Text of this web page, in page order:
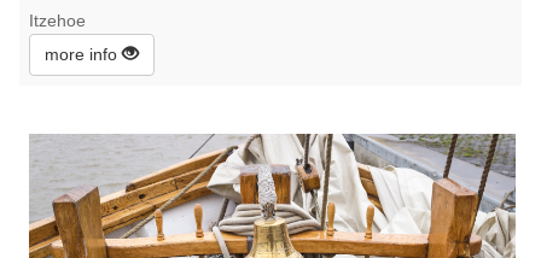
Itzehoe
more info